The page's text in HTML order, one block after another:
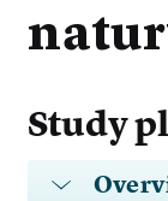
Study